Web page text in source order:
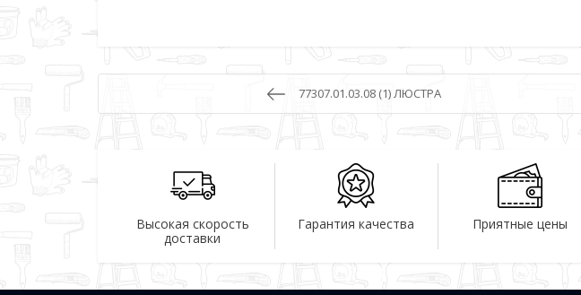
77307.01.03.08 (1) ЛЮСТРА
Высокая скорость
доставки
Гарантия качества Приятные цены